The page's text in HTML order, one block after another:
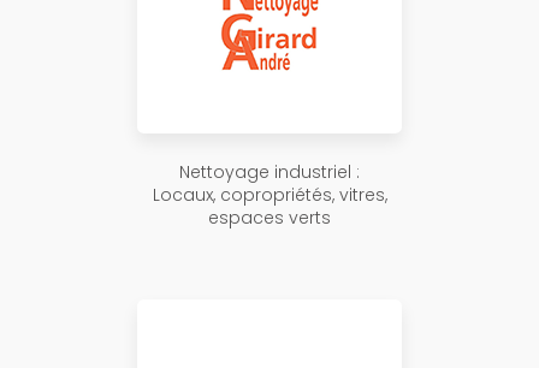
Nettoyage industriel :
Locaux, copropriétés, vitres,
espaces verts